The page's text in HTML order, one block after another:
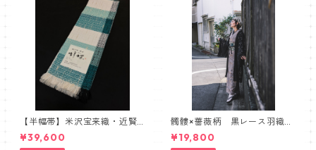
【半幅帯】米沢宝来織・近賢
織物謹製【単衣仕立て】
¥39,600
髑髏×薔薇柄 黒レース羽織
髑髏 薔薇 スカル ローズ
¥19,800